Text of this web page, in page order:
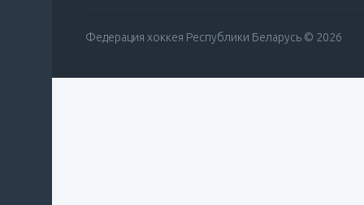
Федерация хоккея Республики Беларусь © 2026